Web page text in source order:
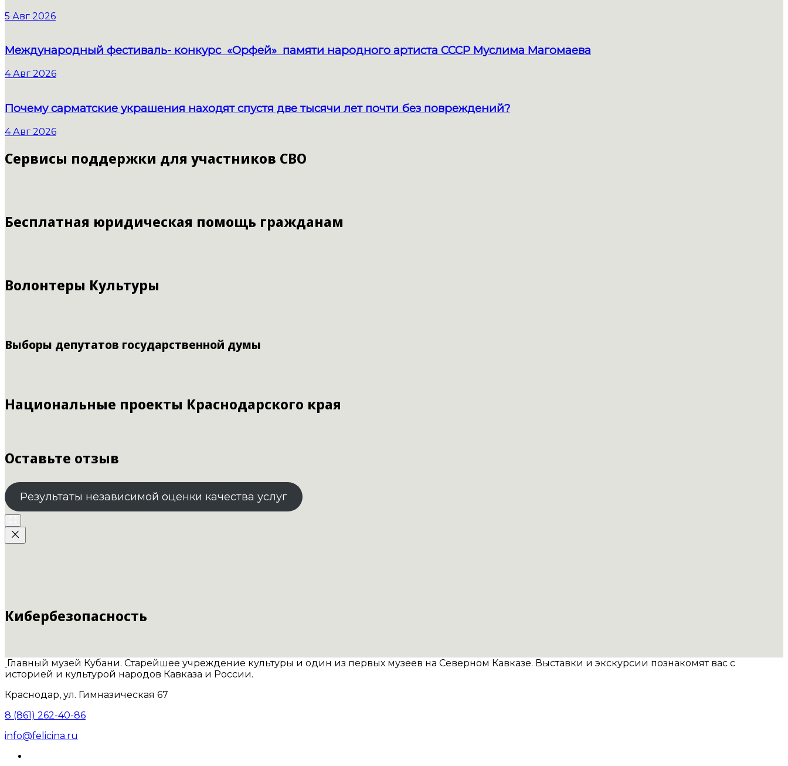
5 Авг 2026
Международный фестиваль- конкурс «Орфей» памяти народного артиста СССР Муслима Магомаева
4 Авг 2026
Почему сарматские украшения находят спустя две тысячи лет почти без повреждений?
4 Авг 2026
Сервисы поддержки для участников СВО
Бесплатная юридическая помощь гражданам
Волонтеры Культуры
Выборы депутатов государственной думы
Национальные проекты Краснодарского края
Оставьте отзыв
Результаты независимой оценки качества услуг
Кибербезопасность
Главный музей Кубани. Старейшее учреждение культуры и один из первых музеев на Северном Кавказе. Выставки и экскурсии познакомят вас с
историей и культурой народов Кавказа и России.
Краснодар, ул. Гимназическая 67
8 (861) 262-40-86
info@felicina.ru